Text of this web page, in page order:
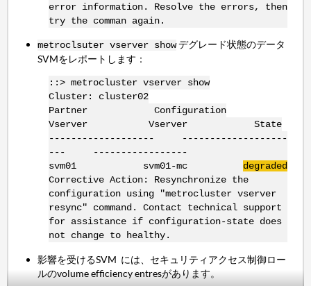
error information. Resolve the errors, then
try the comman again.
metroclsuter vserver showデグレード状態のデータ
SVMをレポートします：
::> metrocluster vserver show
Cluster: cluster02
Partner Configuration
Vserver Vserver State
------------------- -------------------
--- -----------------
svm01 svm01-mc degraded
Corrective Action: Resynchronize the
configuration using "metrocluster vserver
resync" command. Contact technical support
for assistance if configuration-state does
not change to healthy.
影響を受けるSVM には、セキュリティアクセス制御ロー
ルのvolume efficiency entresがあります。